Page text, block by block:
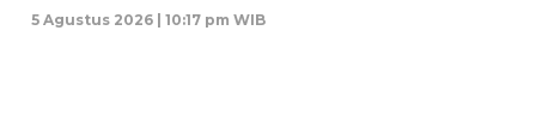
5 Agustus 2026 | 10:17 pm WIB